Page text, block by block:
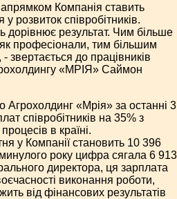
Компанія ставить
розвиток співробітників.
дорівнює результат. Чим більше
як професіонали, тим більшим
звертається до працівників
«МРІЯ» Саймон
Агрохолдинг «Мрія» за останні 3
співробітників на 35% з
в країні.
у Компанії становить 10 396
року цифра сягала 6 913
директора, ця зарплата
виконання роботи,
від фінансових результатів